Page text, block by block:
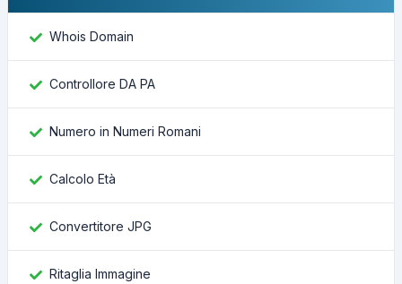
Whois Domain
Controllore DA PA
Numero in Numeri Romani
Calcolo Età
Convertitore JPG
Ritaglia Immagine